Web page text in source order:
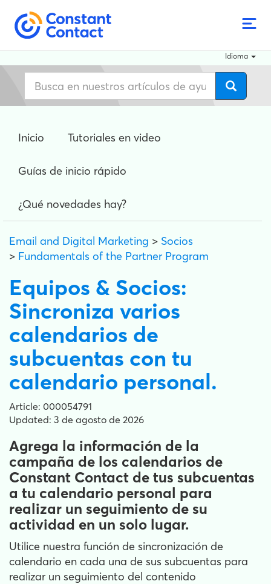
Idioma
Inicio Tutoriales en video
Guías de inicio rápido
¿Qué novedades hay?
Email and Digital Marketing > Socios
> Fundamentals of the Partner Program
Equipos & Socios:
Sincroniza varios
calendarios de
subcuentas con tu
calendario personal.
Article: 000054791
Updated: 3 de agosto de 2026
Agrega la información de la
campaña de los calendarios de
Constant Contact de tus subcuentas
a tu calendario personal para
realizar un seguimiento de su
actividad en un solo lugar.
Utilice nuestra función de sincronización de
calendario en cada una de sus subcuentas para
realizar un seguimiento del contenido